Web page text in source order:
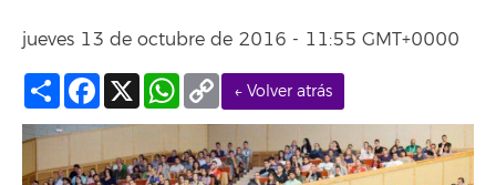
jueves 13 de octubre de 2016 - 11:55 GMT+0000
← Volver atrás
Compartir
Facebook
X WhatsApp
Copy
Link